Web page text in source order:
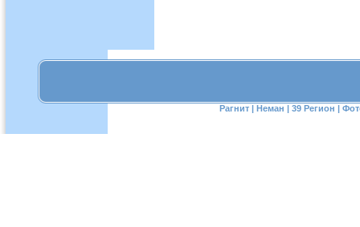
Рагнит | Неман | 39 Регион |